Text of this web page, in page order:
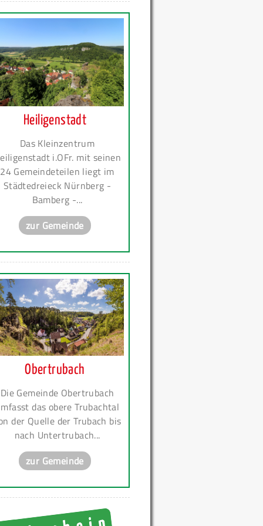
Heiligenstadt
Das Kleinzentrum
i.OFr. mit seinen
24 Gemeindeteilen liegt im
Städtedreieck Nürnberg -
Bamberg -...
zur Gemeinde
Obertrubach
Die Gemeinde Obertrubach
das obere Trubachtal
der Quelle der Trubach bis
nach Untertrubach...
zur Gemeinde